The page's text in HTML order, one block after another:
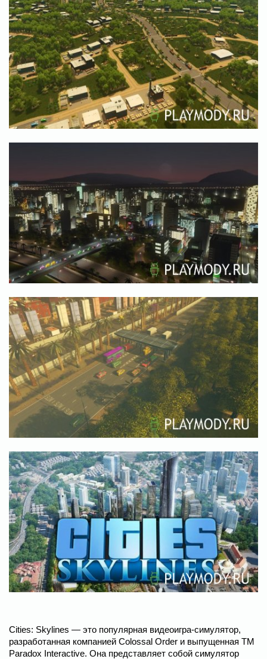
Cities: Skylines — это популярная видеоигра-симулятор,
разработанная компанией Colossal Order и выпущенная ТМ
Paradox Interactive. Она представляет собой симулятор